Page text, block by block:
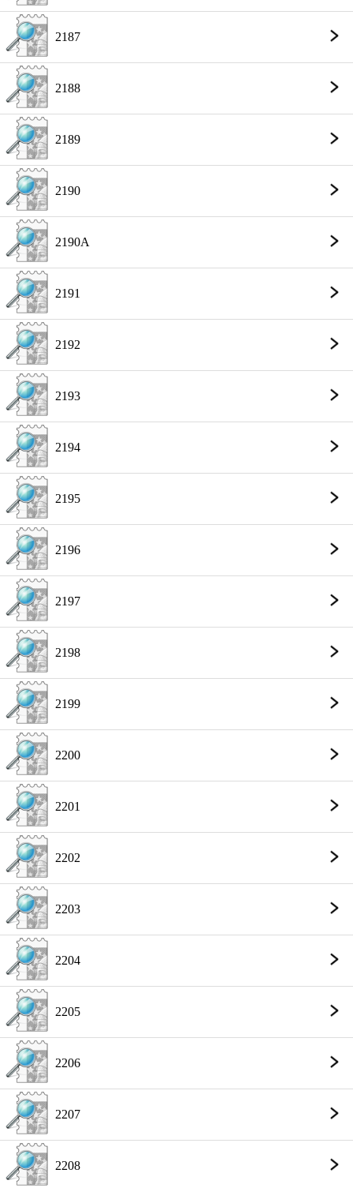
2187
2188
2189
2190
2190A
2191
2192
2193
2194
2195
2196
2197
2198
2199
2200
2201
2202
2203
2204
2205
2206
2207
2208